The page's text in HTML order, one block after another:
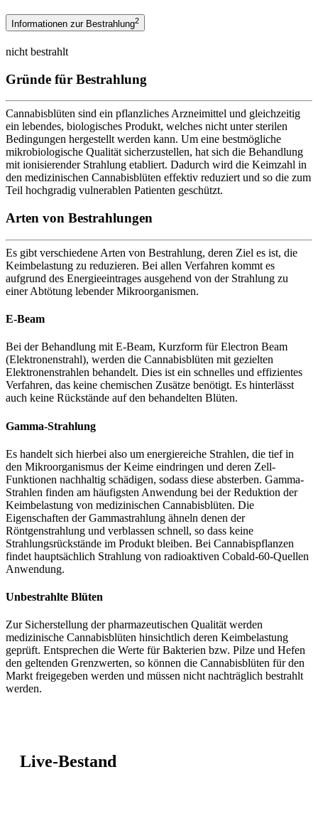
Informationen zur Bestrahlung2
nicht bestrahlt
Gründe für Bestrahlung
Cannabisblüten sind ein pflanzliches Arzneimittel und gleichzeitig
ein lebendes, biologisches Produkt, welches nicht unter sterilen
Bedingungen hergestellt werden kann. Um eine bestmögliche
mikrobiologische Qualität sicherzustellen, hat sich die Behandlung
mit ionisierender Strahlung etabliert. Dadurch wird die Keimzahl in
den medizinischen Cannabisblüten effektiv reduziert und so die zum
Teil hochgradig vulnerablen Patienten geschützt.
Arten von Bestrahlungen
Es gibt verschiedene Arten von Bestrahlung, deren Ziel es ist, die
Keimbelastung zu reduzieren. Bei allen Verfahren kommt es
aufgrund des Energieeintrages ausgehend von der Strahlung zu
einer Abtötung lebender Mikroorganismen.
E-Beam
Bei der Behandlung mit E-Beam, Kurzform für Electron Beam
(Elektronenstrahl), werden die Cannabisblüten mit gezielten
Elektronenstrahlen behandelt. Dies ist ein schnelles und effizientes
Verfahren, das keine chemischen Zusätze benötigt. Es hinterlässt
auch keine Rückstände auf den behandelten Blüten.
Gamma-Strahlung
Es handelt sich hierbei also um energiereiche Strahlen, die tief in
den Mikroorganismus der Keime eindringen und deren Zell-
Funktionen nachhaltig schädigen, sodass diese absterben. Gamma-
Strahlen finden am häufigsten Anwendung bei der Reduktion der
Keimbelastung von medizinischen Cannabisblüten. Die
Eigenschaften der Gammastrahlung ähneln denen der
Röntgenstrahlung und verblassen schnell, so dass keine
Strahlungsrückstände im Produkt bleiben. Bei Cannabispflanzen
findet hauptsächlich Strahlung von radioaktiven Cobald-60-Quellen
Anwendung.
Unbestrahlte Blüten
Zur Sicherstellung der pharmazeutischen Qualität werden
medizinische Cannabisblüten hinsichtlich deren Keimbelastung
geprüft. Entsprechen die Werte für Bakterien bzw. Pilze und Hefen
den geltenden Grenzwerten, so können die Cannabisblüten für den
Markt freigegeben werden und müssen nicht nachträglich bestrahlt
werden.
Live-Bestand